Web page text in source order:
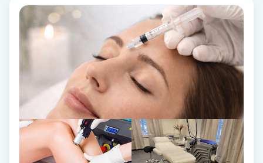
Fransar
Fransborttagning
Fransfärgning
Fransförlängning
Fransförlängning Megavolym